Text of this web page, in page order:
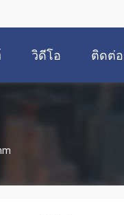
วิดีโอ ติดต่อ